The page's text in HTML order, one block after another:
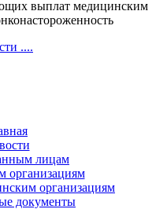
выплат медицинским
....
лицам
организациям
организациям
документы